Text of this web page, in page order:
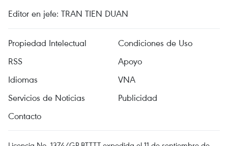
Editor en jefe: TRAN TIEN DUAN
Propiedad Intelectual
Condiciones de Uso
RSS
Apoyo
Idiomas
VNA
Servicios de Noticias
Publicidad
Contacto